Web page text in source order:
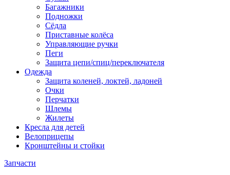
Багажники
Подножки
Сёдла
Приставные колёса
Управляющие ручки
Пеги
Защита цепи/спиц/переключателя
Одежда
Защита коленей, локтей, ладоней
Очки
Перчатки
Шлемы
Жилеты
Кресла для детей
Велоприцепы
Кронштейны и стойки
Запчасти